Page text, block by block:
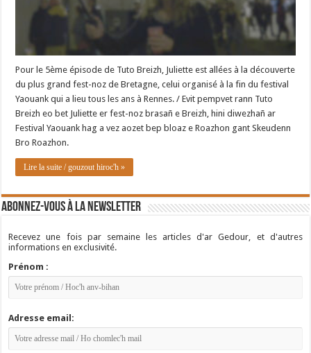
Pour le 5ème épisode de Tuto Breizh, Juliette est allées à la découverte
du plus grand fest-noz de Bretagne, celui organisé à la fin du festival
Yaouank qui a lieu tous les ans à Rennes. / Evit pempvet rann Tuto
Breizh eo bet Juliette er fest-noz brasañ e Breizh, hini diwezhañ ar
Festival Yaouank hag a vez aozet bep bloaz e Roazhon gant Skeudenn
Bro Roazhon.
Lire la suite / gouzout hiroc'h »
Abonnez-vous à la newsletter
Recevez une fois par semaine les articles d'ar Gedour, et d'autres
informations en exclusivité.
Prénom :
Adresse email: